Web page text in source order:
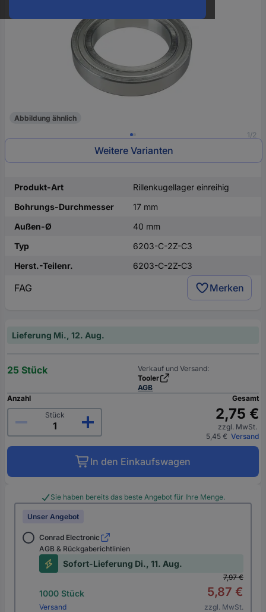
1/2
Abbildung ähnlich
Weitere Varianten
Produkt-Art
Rillenkugellager einreihig
Bohrungs-Durchmesser
17 mm
Außen-Ø
40 mm
Typ
6203-C-2Z-C3
Herst.-Teilenr.
6203-C-2Z-C3
FAG Merken
Lieferung Mi., 12. Aug.
25 Stück
Verkauf und Versand:
Tooler
AGB
Anzahl
Stück
Gesamt
2,75 €
zzgl. MwSt.
5,45 € Versand
In den Einkaufswagen
Sie haben bereits das beste Angebot für Ihre Menge.
Unser Angebot
Conrad Electronic
AGB & Rückgaberichtlinien
Sofort-Lieferung Di., 11. Aug.
1000 Stück
Versand
7,97 €
5,87 €
zzgl. MwSt.